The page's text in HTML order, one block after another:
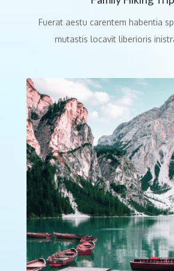
Fuerat aestu carentem habentia
mutastis locavit liberioris